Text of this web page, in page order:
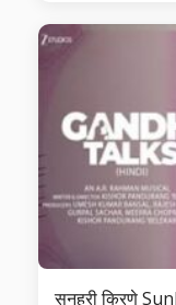
सुनहरी किरणे